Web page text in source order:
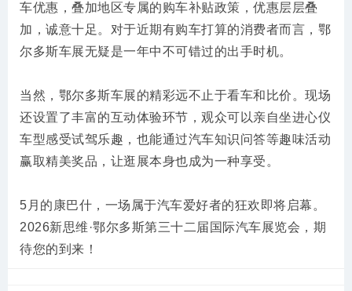
车优惠，叠加地区专属的购车补贴政策，优惠层层叠
加，诚意十足。对于近期有购车打算的消费者而言，鄂
尔多斯车展无疑是一年中不可错过的出手时机。
当然，鄂尔多斯车展的精彩远不止于看车和比价。现场
还设置了丰富的互动体验环节，观众可以亲自坐进心仪
车型感受试驾乐趣，也能通过汽车知识问答等趣味活动
赢取精美奖品，让逛展本身也成为一种享受。
5月的康巴什，一场属于汽车爱好者的狂欢即将启幕。
2026新思维·鄂尔多斯第三十二届国际汽车展览会，期
待您的到来！